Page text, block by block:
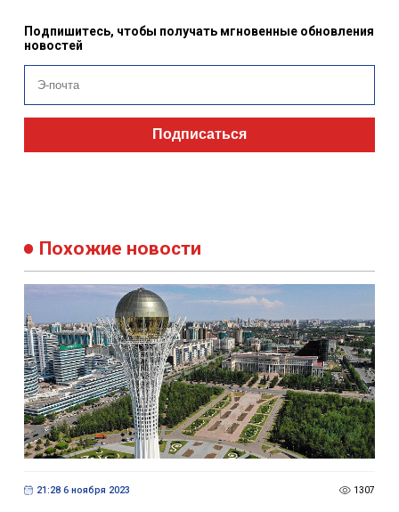
Подпишитесь, чтобы получать мгновенные обновления
новостей
Подписаться
Похожие новости
21:28 6 ноября 2023 1307